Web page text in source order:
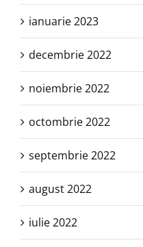
ianuarie 2023
decembrie 2022
noiembrie 2022
octombrie 2022
septembrie 2022
august 2022
iulie 2022